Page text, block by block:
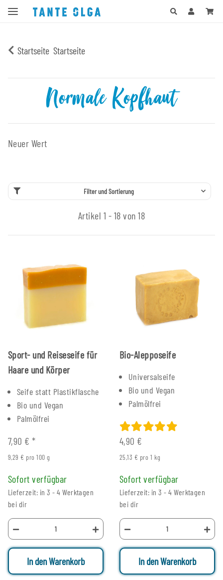
Startseite Startseite
Normale Kopfhaut
Neuer Wert
Filter und Sortierung
Artikel 1 - 18 von 18
Sport- und Reiseseife für
Haare und Körper
Seife statt Plastikflasche
Bio und Vegan
Palmölfrei
7,90 €*
9,29 € pro 100 g
Sofort verfügbar
Lieferzeit: in 3 - 4 Werktagen
bei dir
In den Warenkorb
Bio-Alepposeife
Universalseife
Bio und Vegan
Palmölfrei
4,90 €
25,13 € pro 1 kg
Sofort verfügbar
Lieferzeit: in 3 - 4 Werktagen
bei dir
In den Warenkorb